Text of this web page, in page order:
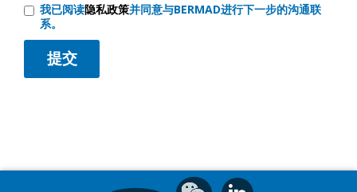
我已阅读隐私政策并同意与BERMAD进行下一步的沟通联
系。